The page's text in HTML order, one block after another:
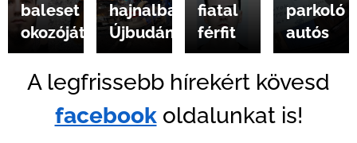
baleset
okozóját
hajnalban
Újbudán
fiatal
férfit
parkoló
autós
A legfrissebb hírekért kövesd
facebookoldalunkat is!